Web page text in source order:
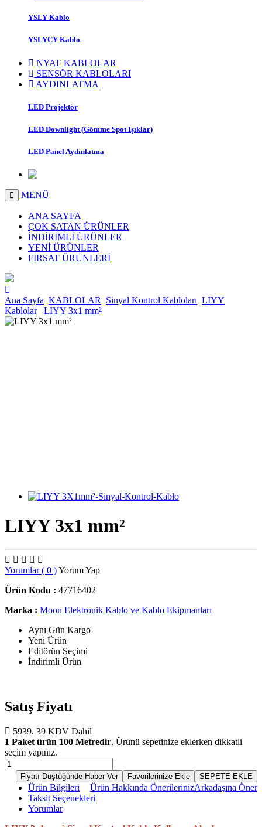
YSLY Kablo
YSLYCY Kablo
NYAF KABLOLAR
SENSÖR KABLOLARI
AYDINLATMA
LED Projektör
LED Downlight (Gömme Spot Işıklar)
LED Panel Aydınlatma
MENÜ
ANA SAYFA
ÇOK SATAN ÜRÜNLER
İNDİRİMLİ ÜRÜNLER
YENİ ÜRÜNLER
FIRSAT ÜRÜNLERİ
Ana Sayfa KABLOLAR Sinyal Kontrol Kabloları LIYY
Kablolar
LIYY 3x1 mm²
LIYY 3x1 mm²
Yorumlar ( 0 )Yorum Yap
Ürün Kodu : 47716402
Marka : Moon Elektronik Kablo ve Kablo Ekipmanları
Aynı Gün Kargo
Yeni Ürün
Editörün Seçimi
İndirimli Ürün
Satış Fiyatı
5939. 39 KDV Dahil
1 Paket ürün 100 Metredir. Ürünü sepetinize eklerken dikkatli
seçim yapınız.
SEPETE EKLE
Favorilerinize Ekle
Fiyatı Düştüğünde Haber Ver
Arkadaşına Öner
Ürün Hakkında Önerileriniz
Ürün Bilgileri
Taksit Seçenekleri
Yorumlar